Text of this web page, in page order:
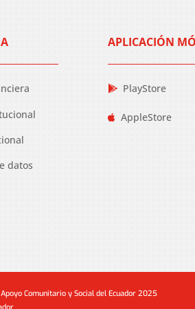
datos
APLICACIÓN
PlayStore
AppleStore
Comunitario y Social del Ecuador 2025